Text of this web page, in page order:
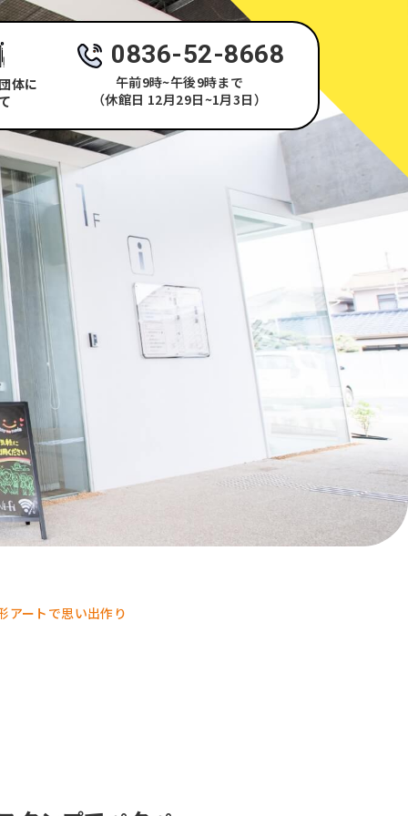
体に
0836-52-8668
午前9時~午後9時まで
（休館日 12月29日~1月3日）
ートで思い出作り